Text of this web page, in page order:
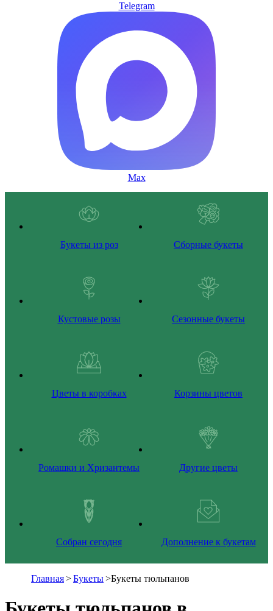
Telegram
Max
Букеты из роз Сборные букеты
Кустовые розы Сезонные букеты
Цветы в коробках Корзины цветов
Ромашки и Хризантемы Другие цветы
Собран сегодня Дополнение к букетам
Главная>Букеты>Букеты тюльпанов